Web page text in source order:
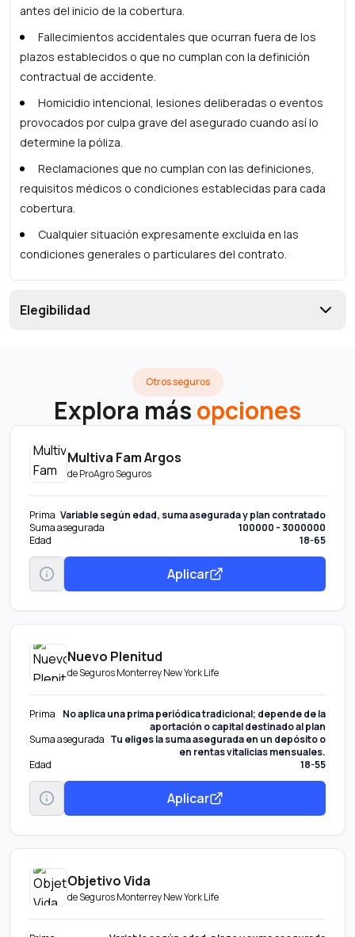
antes del inicio de la cobertura.
Fallecimientos accidentales que ocurran fuera de los
plazos establecidos o que no cumplan con la definición
contractual de accidente.
Homicidio intencional, lesiones deliberadas o eventos
provocados por culpa grave del asegurado cuando así lo
determine la póliza.
Reclamaciones que no cumplan con las definiciones,
requisitos médicos o condiciones establecidas para cada
cobertura.
Cualquier situación expresamente excluida en las
condiciones generales o particulares del contrato.
Elegibilidad
Otros seguros
Explora másopciones
Multiva Fam Argos
deProAgro Seguros
Prima Variable según edad, suma asegurada y plan contratado
Suma asegurada
100000 - 3000000
Edad
18-65
Aplicar
Nuevo Plenitud
deSeguros Monterrey New York Life
Prima
No aplica una prima periódica tradicional; depende de la
aportación o capital destinado al plan
Suma asegurada Tu eliges la suma asegurada en un depósito o
en rentas vitalicias mensuales.
Edad
18-55
Aplicar
Objetivo Vida
deSeguros Monterrey New York Life